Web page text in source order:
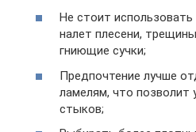
Не стоит
налет плесени,
гниющие сучки;
Предпочтение лучше
ламелям, что позволит
стыков;